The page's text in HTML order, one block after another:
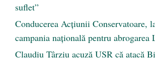
suflet”
Conducerea Acțiunii Conservatoare,
campania națională pentru abrogarea
Claudiu Târziu acuză USR că atacă